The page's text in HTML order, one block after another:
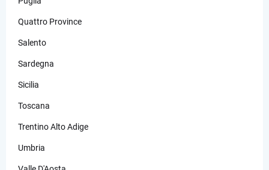
Quattro Province
Salento
Sardegna
Sicilia
Toscana
Trentino Alto Adige
Umbria